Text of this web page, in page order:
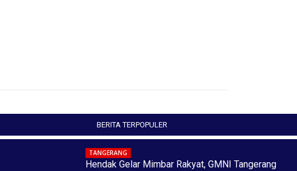
BERITA TERPOPULER
TANGERANG
Hendak Gelar Mimbar Rakyat, GMNI Tangerang